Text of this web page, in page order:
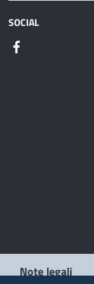
SOCIAL
Note legali